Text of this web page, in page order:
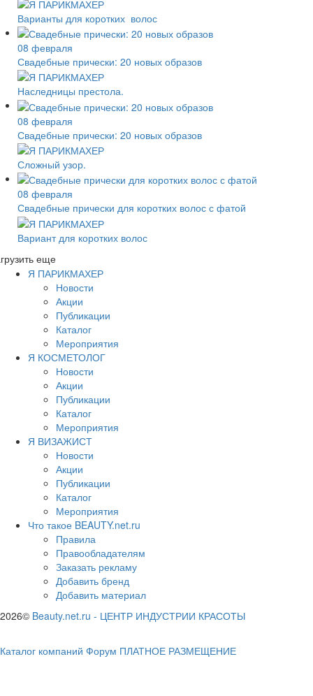
Варианты для коротких волос
08 февраля
Свадебные прически: 20 новых образов
Наследницы престола.
08 февраля
Свадебные прически: 20 новых образов
Сложный узор.
08 февраля
Свадебные прически для коротких волос с фатой
Вариант для коротких волос
еще
Я ПАРИКМАХЕР
Новости
Акции
Публикации
Каталог
Мероприятия
Я КОСМЕТОЛОГ
Новости
Акции
Публикации
Каталог
Мероприятия
Я ВИЗАЖИСТ
Новости
Акции
Публикации
Каталог
Мероприятия
Что такое BEAUTY.net.ru
Правила
Правообладателям
Заказать рекламу
Добавить бренд
Добавить материал
2026© Beauty.net.ru - ЦЕНТР ИНДУСТРИИ КРАСОТЫ
Каталог компаний Форум ПЛАТНОЕ РАЗМЕЩЕНИЕ